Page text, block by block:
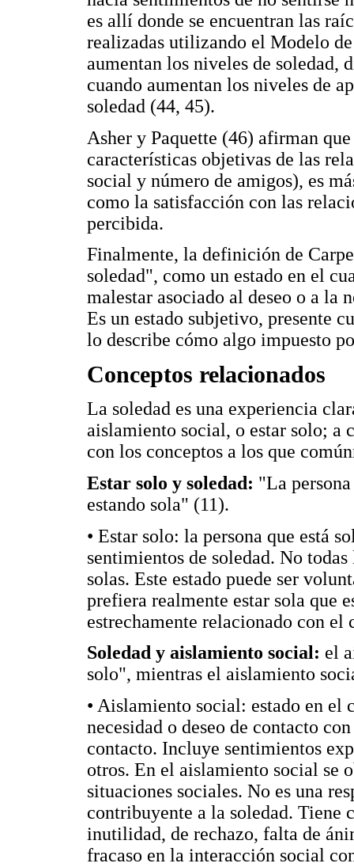
es allí donde se encuentran las
realizadas utilizando el Modelo
aumentan los niveles de soledad,
cuando aumentan los niveles de
soledad (44, 45).
Asher y Paquette (46) afirman
características objetivas de las
social y número de amigos), es
como la satisfacción con las
percibida.
Finalmente, la definición de
soledad", como un estado en el
malestar asociado al deseo o a la
Es un estado subjetivo, presente
lo describe cómo algo impuesto
Conceptos relacionados
La soledad es una experiencia
aislamiento social, o estar solo; a
con los conceptos a los que
Estar solo y soledad: "La
estando sola" (11).
• Estar solo: la persona que está
sentimientos de soledad. No
solas. Este estado puede ser
prefiera realmente estar sola que
estrechamente relacionado con
Soledad y aislamiento social: el
solo", mientras el aislamiento
• Aislamiento social: estado en
necesidad o deseo de contacto
contacto. Incluye sentimientos
otros. En el aislamiento social se
situaciones sociales. No es una
contribuyente a la soledad. Tiene
inutilidad, de rechazo, falta de
fracaso en la interacción social